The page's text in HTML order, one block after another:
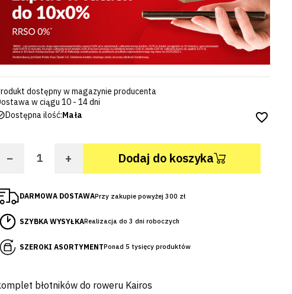
dostępny w magazynie producenta
w ciągu 10 - 14 dni
Dostępna ilość:Mała favorite_border
− + Dodaj do koszyka
DARMOWA DOSTAWAPrzy zakupie powyżej 300 zł
SZYBKA WYSYŁKARealizacja do 3 dni roboczych
SZEROKI ASORTYMENTPonad 5 tysięcy produktów
błotników do roweru Kairos